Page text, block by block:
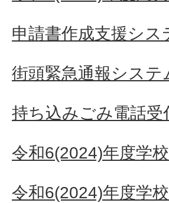
申請書作成支援シス
街頭緊急通報システ
持ち込みごみ電話受
令和6(2024)年度学
令和6(2024)年度学